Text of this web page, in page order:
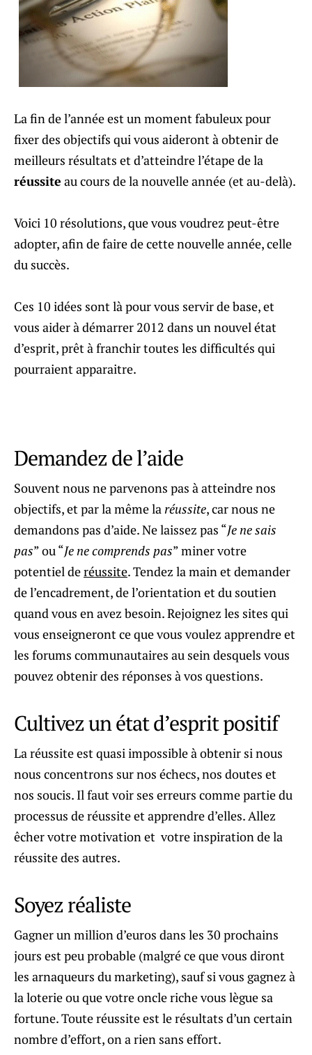
La fin de l’année est un moment fabuleux pour
fixer des objectifs qui vous aideront à obtenir de
meilleurs résultats et d’atteindre l’étape de la
réussite au cours de la nouvelle année (et au-delà).
Voici 10 résolutions, que vous voudrez peut-être
adopter, afin de faire de cette nouvelle année, celle
du succès.
Ces 10 idées sont là pour vous servir de base, et
vous aider à démarrer 2012 dans un nouvel état
d’esprit, prêt à franchir toutes les difficultés qui
pourraient apparaitre.
Demandez de l’aide
Souvent nous ne parvenons pas à atteindre nos
objectifs, et par la même laréussite, car nous ne
demandons pas d’aide. Ne laissez pas “Je ne sais
pas” ou “Je ne comprends pas” miner votre
potentiel deréussite. Tendez la main et demander
de l’encadrement, de l’orientation et du soutien
quand vous en avez besoin. Rejoignez les sites qui
vous enseigneront ce que vous voulez apprendre et
les forums communautaires au sein desquels vous
pouvez obtenir des réponses à vos questions.
Cultivez un état d’esprit positif
La réussite est quasi impossible à obtenir si nous
nous concentrons sur nos échecs, nos doutes et
nos soucis. Il faut voir ses erreurs comme partie du
processus de réussite et apprendre d’elles. Allez
êcher votre motivation et votre inspiration de la
réussite des autres.
Soyez réaliste
Gagner un million d’euros dans les 30 prochains
jours est peu probable (malgré ce que vous diront
les arnaqueurs du marketing), sauf si vous gagnez à
la loterie ou que votre oncle riche vous lègue sa
fortune. Toute réussite est le résultats d’un certain
nombre d’effort, on a rien sans effort.